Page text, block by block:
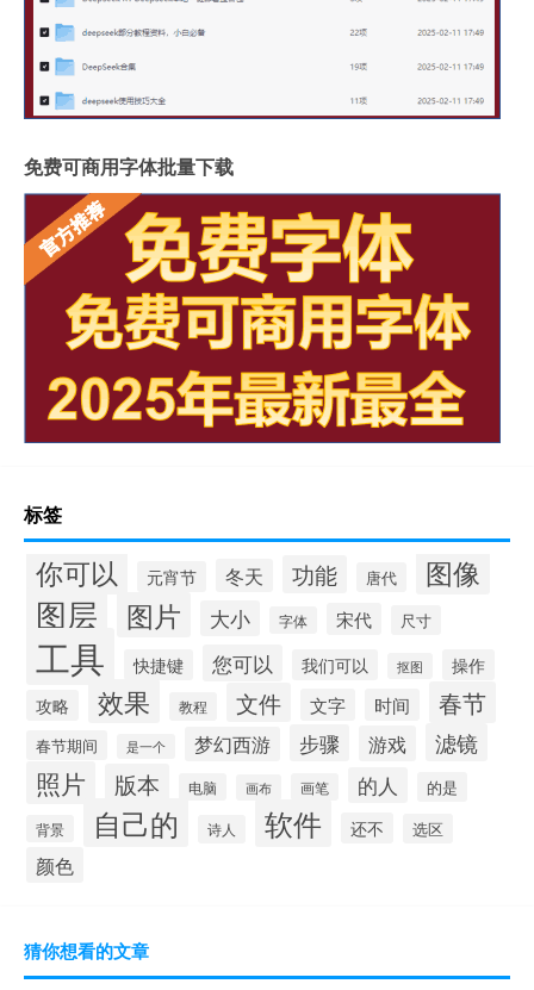
免费可商用字体批量下载
标签
你可以 元宵节 冬天 功能 唐代 图像
图层 图片 大小 字体 宋代 尺寸
工具 快捷键 您可以 我们可以 抠图
操作
攻略
效果 教程 文件 文字 时间 春节
春节期间 是一个 梦幻西游 步骤 游戏 滤镜
照片 版本 电脑 画布 画笔 的人 的是
背景 自己的 诗人 软件 还不 选区
颜色
猜你想看的文章